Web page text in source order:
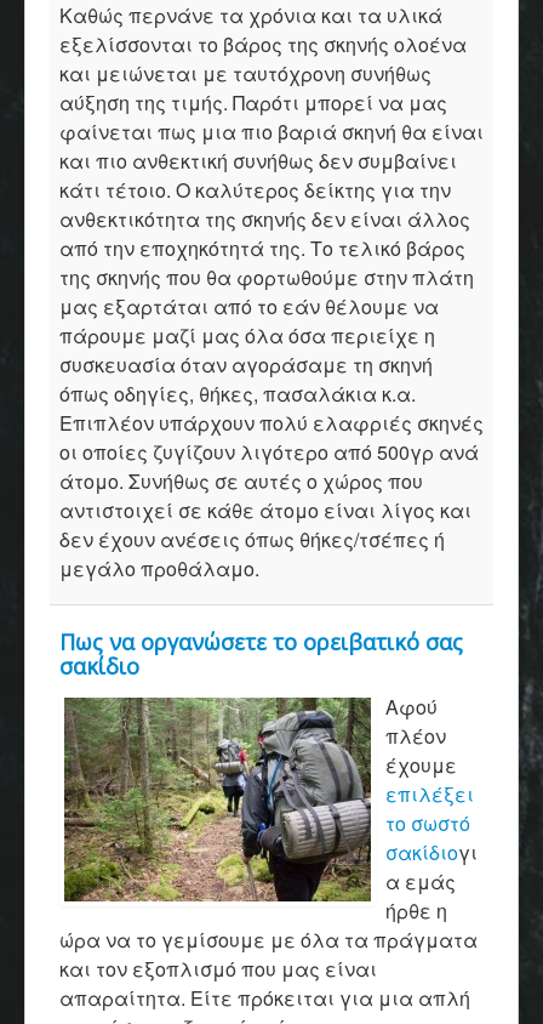
Καθώς περνάνε τα χρόνια και τα υλικά
εξελίσσονται το βάρος της σκηνής ολοένα
και μειώνεται με ταυτόχρονη συνήθως
αύξηση της τιμής. Παρότι μπορεί να μας
φαίνεται πως μια πιο βαριά σκηνή θα είναι
και πιο ανθεκτική συνήθως δεν συμβαίνει
κάτι τέτοιο. Ο καλύτερος δείκτης για την
ανθεκτικότητα της σκηνής δεν είναι άλλος
από την εποχηκότητά της. Το τελικό βάρος
της σκηνής που θα φορτωθούμε στην πλάτη
μας εξαρτάται από το εάν θέλουμε να
πάρουμε μαζί μας όλα όσα περιείχε η
συσκευασία όταν αγοράσαμε τη σκηνή
όπως οδηγίες, θήκες, πασαλάκια κ.α.
Επιπλέον υπάρχουν πολύ ελαφριές σκηνές
οι οποίες ζυγίζουν λιγότερο από 500γρ ανά
άτομο. Συνήθως σε αυτές ο χώρος που
αντιστοιχεί σε κάθε άτομο είναι λίγος και
δεν έχουν ανέσεις όπως θήκες/τσέπες ή
μεγάλο προθάλαμο.
Πως να οργανώσετε το ορειβατικό σας
σακίδιο
Αφού
πλέον
έχουμε
επιλέξει
το σωστό
σακίδιογι
α εμάς
ήρθε η
ώρα να το γεμίσουμε με όλα τα πράγματα
και τον εξοπλισμό που μας είναι
απαραίτητα. Είτε πρόκειται για μια απλή